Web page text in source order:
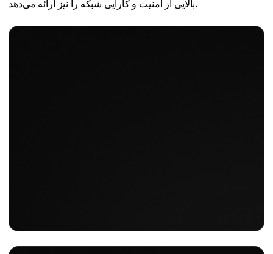
بالایی از امنیت و کارایی شبکه را نیز ارائه می‌دهد.